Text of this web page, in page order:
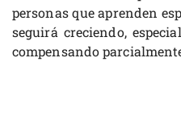
personas que aprenden
seguirá creciendo,
compensando